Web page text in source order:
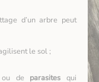
d’un arbre peut
le sol ;
de parasites qui